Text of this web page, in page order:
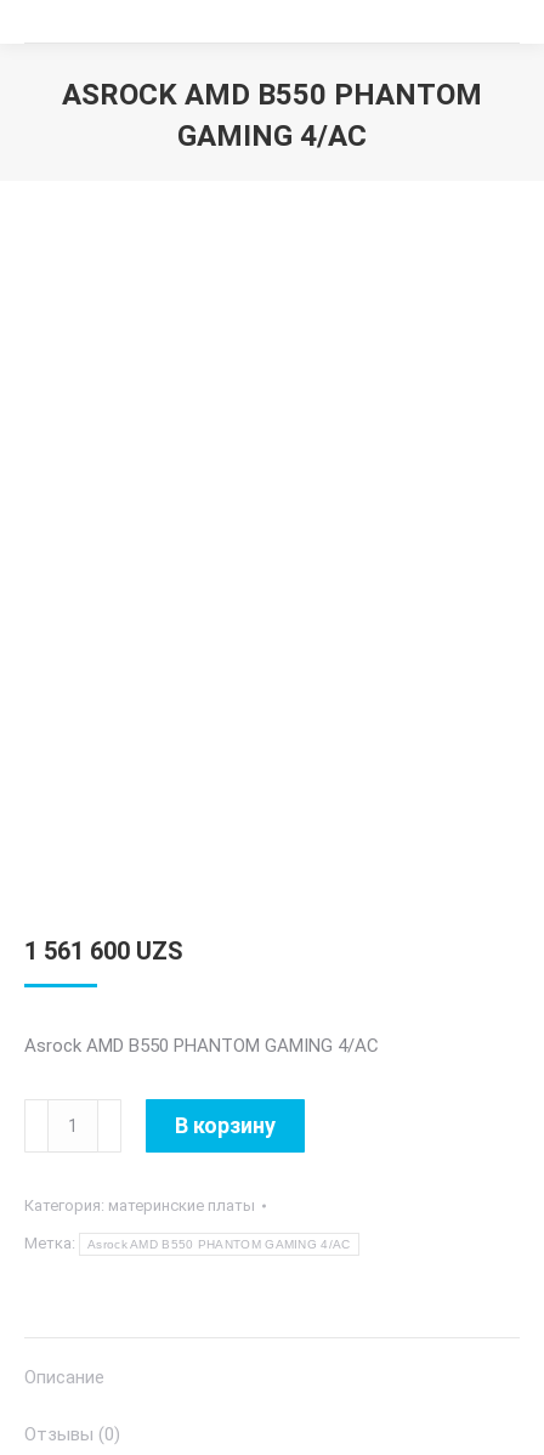
ASROCK AMD B550 PHANTOM
GAMING 4/AC
1 561 600 UZS
Asrock AMD B550 PHANTOM GAMING 4/AC
Количество
товара
AMD
B550
4/AC
В корзину
Категория: материнские платы
Метка: Asrock AMD B550 PHANTOM GAMING 4/AC
Описание
Отзывы (0)